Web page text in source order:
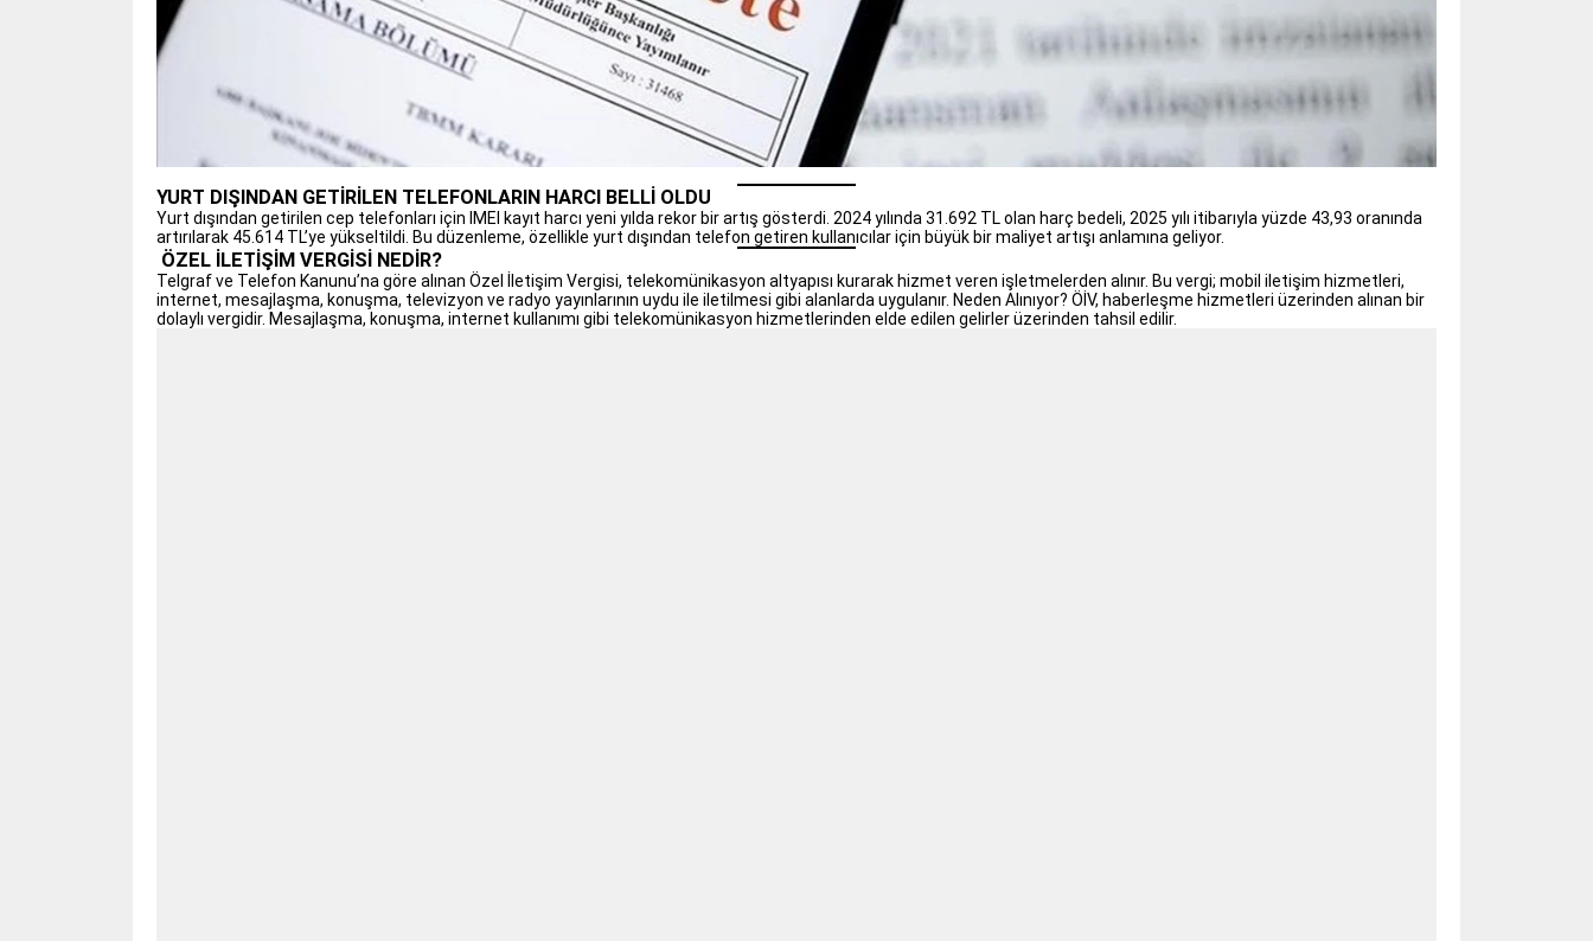
YURT DIŞINDAN GETİRİLEN TELEFONLARIN HARCI BELLİ OLDU
Yurt dışından getirilen cep telefonları için IMEI kayıt harcı yeni yılda rekor bir artış gösterdi. 2024 yılında 31.692 TL olan harç bedeli, 2025 yılı itibarıyla yüzde 43,93 oranında
artırılarak 45.614 TL’ye yükseltildi. Bu düzenleme, özellikle yurt dışından telefon getiren kullanıcılar için büyük bir maliyet artışı anlamına geliyor.
ÖZEL İLETİŞİM VERGİSİ NEDİR?
Telgraf ve Telefon Kanunu’na göre alınan Özel İletişim Vergisi, telekomünikasyon altyapısı kurarak hizmet veren işletmelerden alınır. Bu vergi; mobil iletişim hizmetleri,
internet, mesajlaşma, konuşma, televizyon ve radyo yayınlarının uydu ile iletilmesi gibi alanlarda uygulanır. Neden Alınıyor? ÖİV, haberleşme hizmetleri üzerinden alınan bir
dolaylı vergidir. Mesajlaşma, konuşma, internet kullanımı gibi telekomünikasyon hizmetlerinden elde edilen gelirler üzerinden tahsil edilir.